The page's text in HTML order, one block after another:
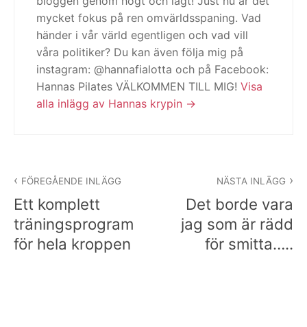
mycket fokus på ren omvärldsspaning. Vad
händer i vår värld egentligen och vad vill
våra politiker? Du kan även följa mig på
instagram: @hannafialotta och på Facebook:
Hannas Pilates VÄLKOMMEN TILL MIG! Visa
alla inlägg av Hannas krypin
FÖREGÅENDE INLÄGG
Ett komplett
träningsprogram
för hela kroppen
NÄSTA INLÄGG
Det borde vara
jag som är rädd
för smitta…..